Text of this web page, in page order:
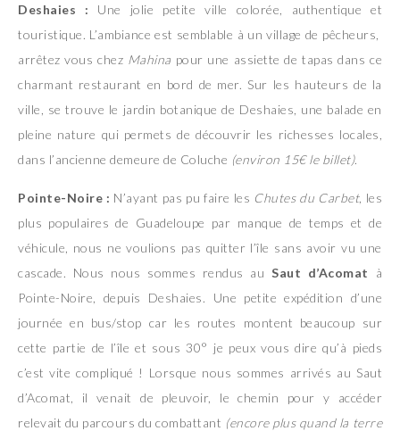
Deshaies : Une jolie petite ville colorée, authentique et
touristique. L’ambiance est semblable à un village de pêcheurs,
arrêtez vous chez Mahina pour une assiette de tapas dans ce
charmant restaurant en bord de mer. Sur les hauteurs de la
ville, se trouve le jardin botanique de Deshaies, une balade en
pleine nature qui permets de découvrir les richesses locales,
dans l’ancienne demeure de Coluche (environ 15€ le billet).
Pointe-Noire : N’ayant pas pu faire les Chutes du Carbet, les
plus populaires de Guadeloupe par manque de temps et de
véhicule, nous ne voulions pas quitter l’île sans avoir vu une
cascade. Nous nous sommes rendus auSaut d’Acomat
à
Pointe-Noire, depuis Deshaies. Une petite expédition d’une
journée en bus/stop car les routes montent beaucoup sur
cette partie de l’île et sous 30° je peux vous dire qu’à pieds
c’est vite compliqué ! Lorsque nous sommes arrivés au Saut
d’Acomat, il venait de pleuvoir, le chemin pour y accéder
relevait du parcours du combattant (encore plus quand la terre